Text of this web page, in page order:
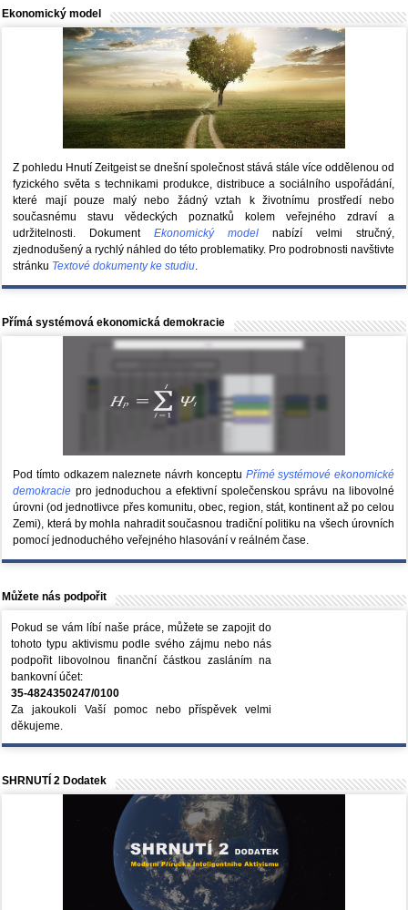
Ekonomický model
Z pohledu Hnutí Zeitgeist se dnešní společnost stává stále více oddělenou od
fyzického světa s technikami produkce, distribuce a sociálního uspořádání,
které mají pouze malý nebo žádný vztah k životnímu prostředí nebo
současnému stavu vědeckých poznatků kolem veřejného zdraví a
udržitelnosti. DokumentEkonomický model nabízí velmi stručný,
zjednodušený a rychlý náhled do této problematiky. Pro podrobnosti navštivte
stránku Textové dokumenty ke studiu.
Přímá systémová ekonomická demokracie
Pod tímto odkazem naleznete návrh konceptu Přímé systémové ekonomické
demokracie pro jednoduchou a efektivní společenskou správu na libovolné
úrovni (od jednotlivce přes komunitu, obec, region, stát, kontinent až po celou
Zemi), která by mohla nahradit současnou tradiční politiku na všech úrovních
pomocí jednoduchého veřejného hlasování v reálném čase.
Můžete nás podpořit
Pokud se vám líbí naše práce, můžete se zapojit do
tohoto typu aktivismu podle svého zájmu nebo nás
podpořit libovolnou finanční částkou zasláním na
bankovní účet:
35-4824350247/0100
Za jakoukoli Vaší pomoc nebo příspěvek velmi
děkujeme.
SHRNUTÍ 2 Dodatek